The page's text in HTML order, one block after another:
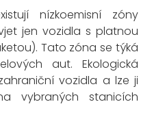
nízkoemisní zóny
jen vozidla s platnou
Tato zóna se týká
aut. Ekologická
vozidla a lze ji
vybraných stanicích